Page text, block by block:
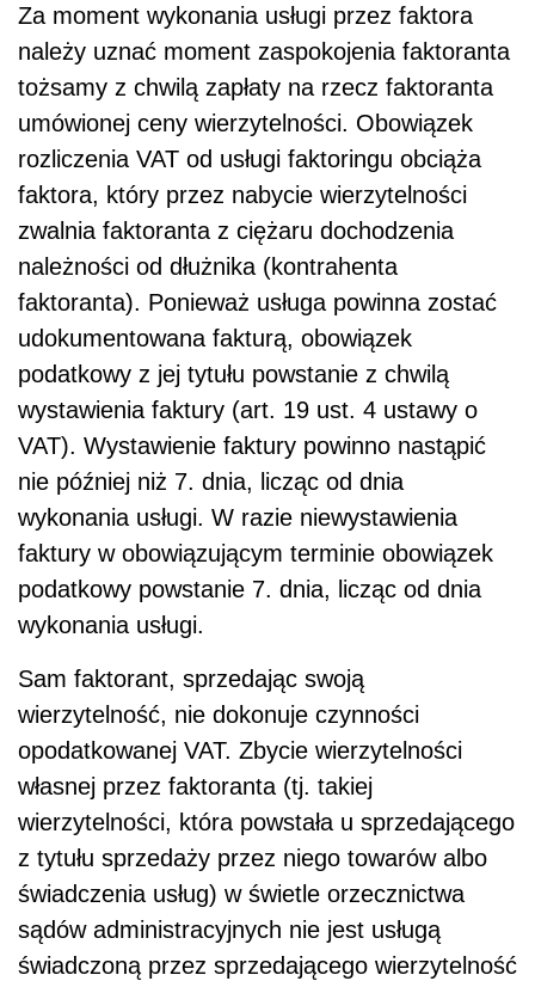
Za moment wykonania usługi przez faktora
należy uznać moment zaspokojenia faktoranta
tożsamy z chwilą zapłaty na rzecz faktoranta
umówionej ceny wierzytelności. Obowiązek
rozliczenia VAT od usługi faktoringu obciąża
faktora, który przez nabycie wierzytelności
zwalnia faktoranta z ciężaru dochodzenia
należności od dłużnika (kontrahenta
faktoranta). Ponieważ usługa powinna zostać
udokumentowana fakturą, obowiązek
podatkowy z jej tytułu powstanie z chwilą
wystawienia faktury (art. 19 ust. 4 ustawy o
VAT). Wystawienie faktury powinno nastąpić
nie później niż 7. dnia, licząc od dnia
wykonania usługi. W razie niewystawienia
faktury w obowiązującym terminie obowiązek
podatkowy powstanie 7. dnia, licząc od dnia
wykonania usługi.
Sam faktorant, sprzedając swoją
wierzytelność, nie dokonuje czynności
opodatkowanej VAT. Zbycie wierzytelności
własnej przez faktoranta (tj. takiej
wierzytelności, która powstała u sprzedającego
z tytułu sprzedaży przez niego towarów albo
świadczenia usług) w świetle orzecznictwa
sądów administracyjnych nie jest usługą
świadczoną przez sprzedającego wierzytelność